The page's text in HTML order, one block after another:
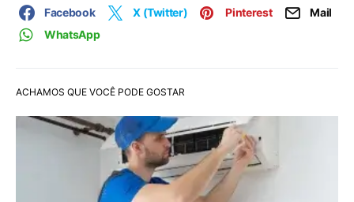
Facebook X (Twitter) Pinterest
Mail
WhatsApp
ACHAMOS QUE VOCÊ PODE GOSTAR